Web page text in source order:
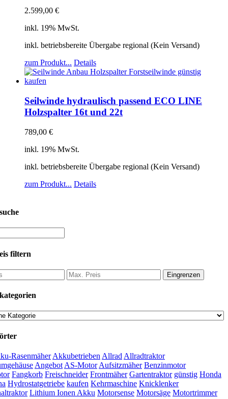
2.599,00 €
inkl. 19% MwSt.
inkl. betriebsbereite Übergabe regional (Kein Versand)
zum Produkt... Details
Seilwinde hydraulisch passend ECO LINE
Holzspalter 16t und 22t
789,00 €
inkl. 19% MwSt.
inkl. betriebsbereite Übergabe regional (Kein Versand)
zum Produkt... Details
filtern
Eingrenzen
Rasenmäher Akkubetrieben Allrad Allradtraktor
Angebot AS-Motor Aufsitzmäher Benzinmotor
Fangkorb Freischneider Frontmäher Gartentraktor günstig Honda
Hydrostatgetriebe kaufen Kehrmaschine Knicklenker
Lithium Ionen Akku Motorsense Motorsäge Motortrimmer